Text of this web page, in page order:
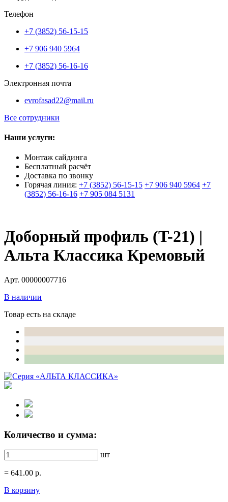
Телефон
+7 (3852) 56-15-15
+7 906 940 5964
+7 (3852) 56-16-16
Электронная почта
evrofasad22@mail.ru
Все сотрудники
Наши услуги:
Монтаж сайдинга
Бесплатный расчёт
Доставка по звонку
Горячая линия: +7 (3852) 56-15-15 +7 906 940 5964 +7
(3852) 56-16-16 +7 905 084 5131
Доборный профиль (T-21) |
Альта Классика Кремовый
Арт. 00000007716
В наличии
Товар есть на складе
Количество и сумма:
шт
= 641.00 р.
В корзину